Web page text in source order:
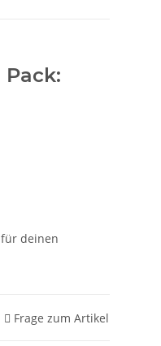
deinen
Frage zum Artikel